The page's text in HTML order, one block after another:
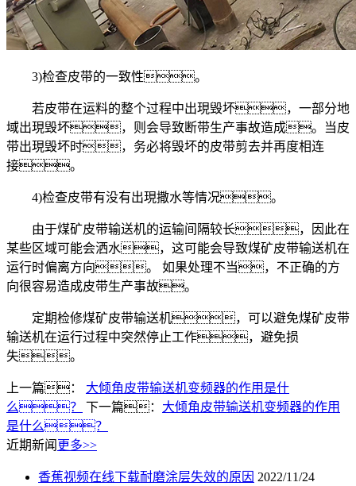
3)检查皮带的一致性。
若皮带在运料的整个过程中出現毁坏，一部分地
域出現毁坏，则会导致断带生产事故造成。当皮
带出現毁坏时，务必将毁坏的皮带剪去并再度相连
接。
4)检查皮带有没有出現撒水等情况。
由于煤矿皮带输送机的运输间隔较长，因此在
某些区域可能会洒水，这可能会导致煤矿皮带输送机在
运行时偏离方向。 如果处理不当，不正确的方
向很容易造成皮带生产事故。
定期检修煤矿皮带输送机，可以避免煤矿皮带
输送机在运行过程中突然停止工作，避免损
失。
上一篇： 大倾角皮带输送机变频器的作用是什
么？
下一篇： 大倾角皮带输送机变频器的作用
是什么？
近期新闻 更多>>
香蕉视频在线下载耐磨涂层失效的原因 2022/11/24